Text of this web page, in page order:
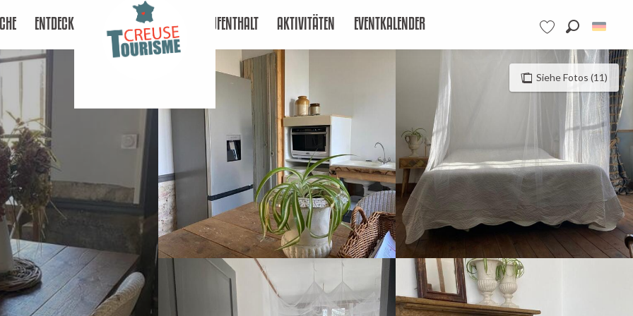
Voir les favoris
ENTDECKEN AUFENTHALT AKTIVITÄTEN EVENTKALENDER
Siehe Fotos (11)